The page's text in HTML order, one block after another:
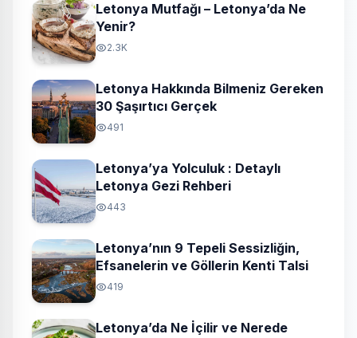
Letonya Mutfağı – Letonya’da Ne
Yenir?
2.3K
Letonya Hakkında Bilmeniz Gereken
30 Şaşırtıcı Gerçek
491
Letonya’ya Yolculuk : Detaylı
Letonya Gezi Rehberi
443
Letonya’nın 9 Tepeli Sessizliğin,
Efsanelerin ve Göllerin Kenti Talsi
419
Letonya’da Ne İçilir ve Nerede